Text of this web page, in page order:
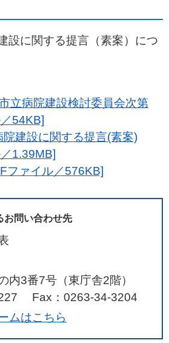
設に関する提言（素案）につ
立病院建設検討委員会次第
54KB]
院建設に関する提言(素案)
1.39MB]
ファイル／576KB]
お問い合わせ先
内3番7号（東庁舎2階）
Fax：0263-34-3204
ムはこちら